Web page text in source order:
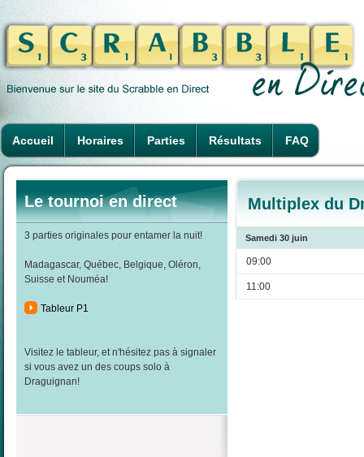
Accueil Horaires Parties Résultats FAQ
Le tournoi en direct
3 parties originales pour entamer la nuit!
Madagascar, Québec, Belgique, Oléron,
Suisse et Nouméa!
Tableur P1
Visitez le tableur, et n'hésitez pas à signaler
si vous avez un des coups solo à
Draguignan!
Multiplex du
Samedi 30 juin
09:00
11:00